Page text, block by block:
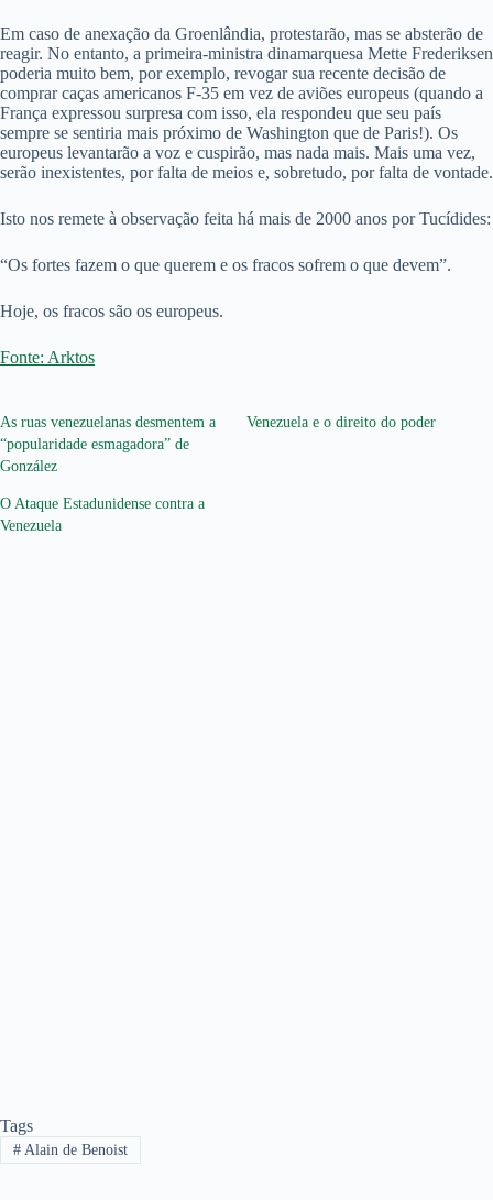
Em caso de anexação da Groenlândia, protestarão, mas se absterão de
reagir. No entanto, a primeira-ministra dinamarquesa Mette Frederiksen
poderia muito bem, por exemplo, revogar sua recente decisão de
comprar caças americanos F-35 em vez de aviões europeus (quando a
França expressou surpresa com isso, ela respondeu que seu país
sempre se sentiria mais próximo de Washington que de Paris!). Os
europeus levantarão a voz e cuspirão, mas nada mais. Mais uma vez,
serão inexistentes, por falta de meios e, sobretudo, por falta de vontade.
Isto nos remete à observação feita há mais de 2000 anos por Tucídides:
“Os fortes fazem o que querem e os fracos sofrem o que devem”.
Hoje, os fracos são os europeus.
Fonte: Arktos
As ruas venezuelanas desmentem a
“popularidade esmagadora” de
González
Venezuela e o direito do poder
O Ataque Estadunidense contra a
Venezuela
Tags
#Alain de Benoist